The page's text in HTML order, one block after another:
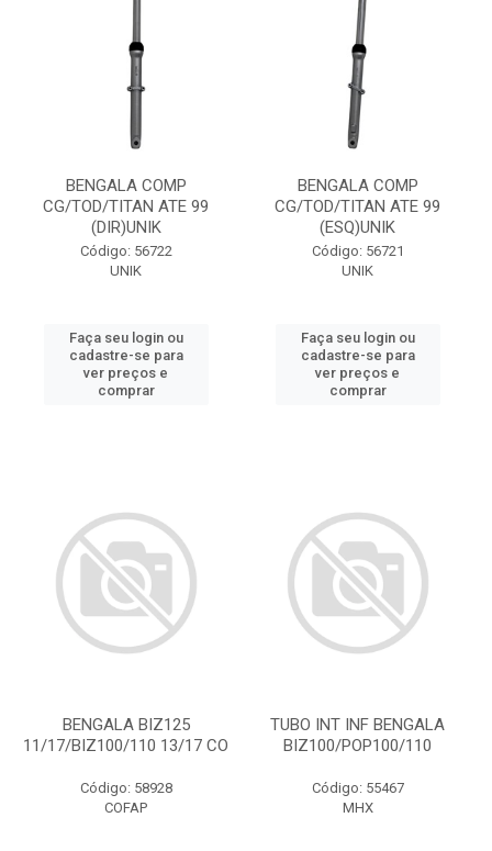
BENGALA COMP
CG/TOD/TITAN ATE 99
(DIR)UNIK
Código: 56722
UNIK
Faça seu login ou
cadastre-se para
ver preços e
comprar
BENGALA COMP
CG/TOD/TITAN ATE 99
(ESQ)UNIK
Código: 56721
UNIK
Faça seu login ou
cadastre-se para
ver preços e
comprar
BENGALA BIZ125
11/17/BIZ100/110 13/17 CO
Código: 58928
COFAP
TUBO INT INF BENGALA
BIZ100/POP100/110
Código: 55467
MHX